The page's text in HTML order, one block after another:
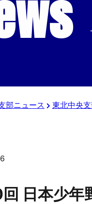
部ニュース 東北中央
日本少年